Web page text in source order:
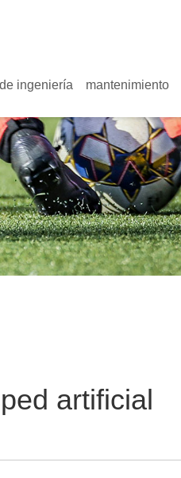
ingeniería mantenimiento
artificial